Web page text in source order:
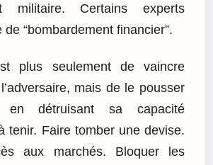
militaire. Certains experts
“bombardement financier”.
plus seulement de vaincre
mais de le pousser
en détruisant sa capacité
tenir. Faire tomber une devise.
aux marchés. Bloquer les